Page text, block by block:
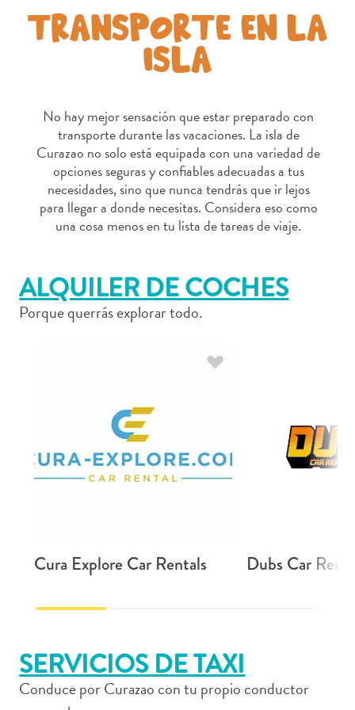
de
snorkel
bienestar
entretenimiento
Zonas
Comerciales
TRANSPORTE EN LA
ISLA
No hay mejor sensación que estar preparado con
transporte durante las vacaciones. La isla de
Curazao no solo está equipada con una variedad de
opciones seguras y confiables adecuadas a tus
necesidades, sino que nunca tendrás que ir lejos
para llegar a donde necesitas. Considera eso como
una cosa menos en tu lista de tareas de viaje.
ALQUILER DE COCHES
Porque querrás explorar todo.
Cura Explore Car Rentals Dubs Car
SERVICIOS DE TAXI
Conduce por Curazao con tu propio conductor